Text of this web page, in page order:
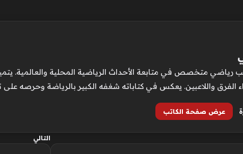
متخصص في متابعة الأحداث الرياضية المحلية والعالمية.
الفرق واللاعبين. يعكس في كتاباته شغفه الكبير بالرياضة وحرصه
عرض صفحة الكاتب
التالي